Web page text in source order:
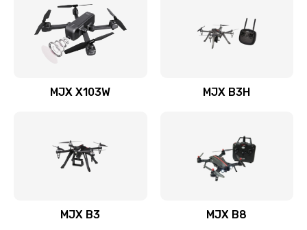
MJX X103W MJX B3H
MJX B3 MJX B8